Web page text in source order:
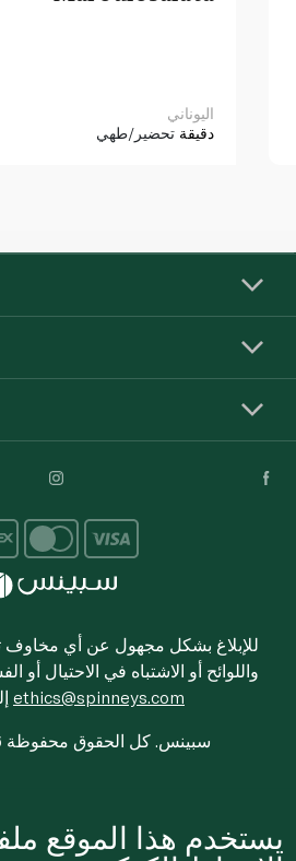
اليوناني
دقيقة تحضير/طهي
للإبلاغ بشكل مجهول عن أي مخاوف
واللوائح أو الاشتباه في الاحتيال أو
ethics@spinneys.com
© 2020-2026 سبينس. كل الحقوق محفوظة
يستخدم هذا الموقع